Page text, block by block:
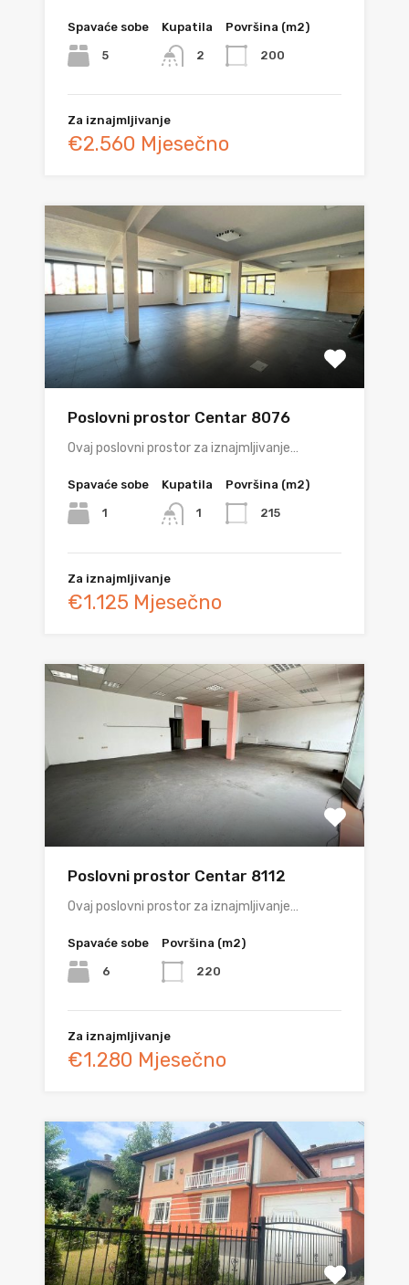
Spavaće sobe
5
Kupatila
2
Površina (m2)
200
Za iznajmljivanje
€2.560 Mjesečno
Poslovni prostor Centar 8076
Ovaj poslovni prostor za iznajmljivanje…
Spavaće sobe
1
Kupatila
1
Površina (m2)
215
Za iznajmljivanje
€1.125 Mjesečno
Poslovni prostor Centar 8112
Ovaj poslovni prostor za iznajmljivanje…
Spavaće sobe
6
Površina (m2)
220
Za iznajmljivanje
€1.280 Mjesečno